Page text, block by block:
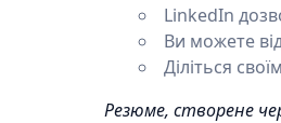
LinkedIn
Ви можете
Діліться
Резюме, створене